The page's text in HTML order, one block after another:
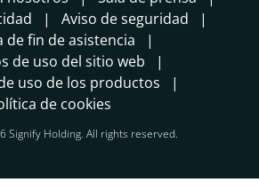
Aviso de seguridad
de fin de asistencia
de uso del sitio web
uso de los productos
de cookies
Signify Holding. All rights reserved.